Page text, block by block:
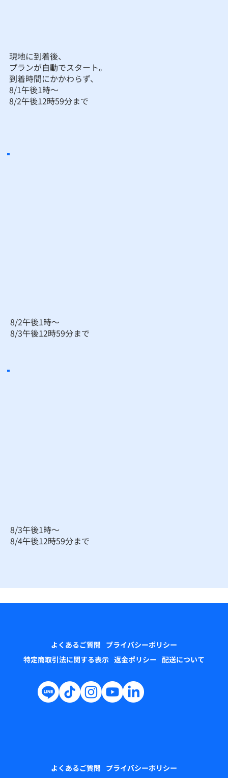
現地に到着後、
プランが自動でスタート。
到着時間にかかわらず、
8/1午後1時～
​8/2午後12時59分まで
8/2午後1時～
​8/3午後12時59分まで
8/3午後1時～
​8/4午後12時59分まで
よくあるご質問 プライバシーポリシー
よくあるご質問 プライバシーポリシー
特定商取引法に関する表示 返金ポリシー 配送について